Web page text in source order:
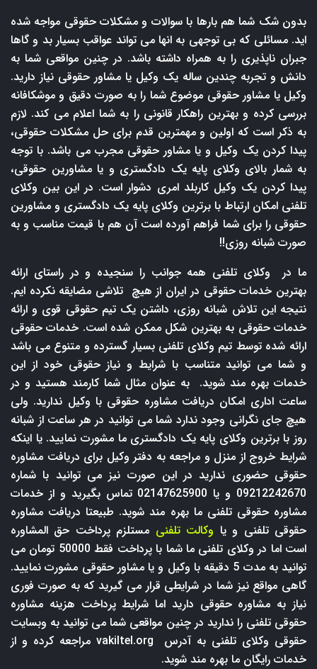
بدون شک شما هم بارها با سوالات و مشکلات حقوقی مواجه شده
اید. مسائلی که بی توجهی به انها می تواند عواقب بسیار بد و گاها
جبران ناپذیری را به همراه داشته باشد. در چنین مواقعی شما به
دانش و تجربه چندین ساله یک وکیل یا مشاور حقوقی نیاز دارید.
وکیل یا مشاور حقوقی موضوع شما را به صورت دقیق و موشکافانه
بررسی کرده و بهترین راهکار قانونی را به شما اعلام می کند. لازم
به ذکر است که اولین و مهمترین قدم برای حل مشکلات حقوقی،
پیدا کردن یک وکیل و یا مشاور حقوقی مجرب می باشد. با توجه
به شمار بالای وکلای پایه یک دادگستری و یا مشاورین حقوقی،
پیدا کردن یک وکیل کاربلد امری دشوار است. در این بین وکلای
تلفنی امکان ارتباط با برترین وکلای پایه یک دادگستری و مشاورین
حقوقی را برای شما فراهم آورده است آن هم با قیمت مناسب و به
صورت شبانه روزی!!
ما در وکلای تلفنی همه جوانب را سنجیده و در راستای ارائه
بهترین خدمات حقوقی در ایران از هیچ تلاشی مضایقه نکرده ایم.
نتیجه این تلاش شبانه روزی، داشتن یک تیم حقوقی قوی و ارائه
خدمات حقوقی به بهترین شکل ممکن شده است. خدمات حقوقی
ارائه شده توسط تیم وکلای تلفنی بسیار گسترده و متنوع می باشد
و شما می توانید متناسب با شرایط و نیاز حقوقی خود از این
خدمات بهره مند شوید. به عنوان مثال شما کارمند هستید و در
ساعت اداری امکان دریافت مشاوره حقوقی با وکیل ندارید. ولی
هیچ جای نگرانی وجود ندارد شما می توانید در هر ساعت از شبانه
روز با برترین وکلای پایه یک دادگستری ما مشورت نمایید. یا اینکه
شرایط خروج از منزل و مراجعه به دفتر وکیل برای دریافت مشاوره
حقوقی حضوری ندارید در این صورت نیز می توانید با شماره
09212242670 و یا 02147625900 تماس بگیرید و از خدمات
مشاوره حقوقی تلفنی ما بهره مند شوید. طبیعتا دریافت مشاوره
حقوقی تلفنی و یا وکالت تلفنی مستلزم پرداخت حق المشاوره
است اما در وکلای تلفنی ما شما با پرداخت فقط 50000 تومان می
توانید به مدت 5 دقیقه با وکیل و یا مشاور حقوقی مشورت نمایید.
گاهی مواقع نیز شما در شرایطی قرار می گیرید که به صورت فوری
نیاز به مشاوره حقوقی دارید اما شرایط پرداخت هزینه مشاوره
حقوقی تلفنی را ندارید در چنین مواقعی شما می توانید به وبسایت
حقوقی وکلای تلفنی به آدرس
vakiltel.org مراجعه کرده و از
خدمات رایگان ما بهره مند شوید.